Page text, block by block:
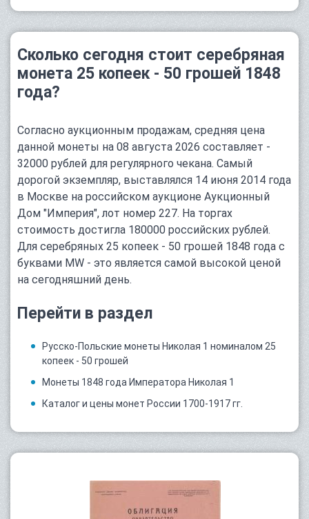
Сколько сегодня стоит серебряная
монета 25 копеек - 50 грошей 1848
года?
Согласно аукционным продажам, средняя цена
данной монеты на 08 августа 2026 составляет -
32000 рублей для регулярного чекана. Самый
дорогой экземпляр, выставлялся 14 июня 2014 года
в Москве на российском аукционе Аукционный
Дом "Империя", лот номер 227. На торгах
стоимость достигла 180000 российских рублей.
Для серебряных 25 копеек - 50 грошей 1848 года с
буквами MW - это является самой высокой ценой
на сегодняшний день.
Перейти в раздел
Русско-Польские монеты Николая 1 номиналом 25
копеек - 50 грошей
Монеты 1848 года Императора Николая 1
Каталог и цены монет России 1700-1917 гг.